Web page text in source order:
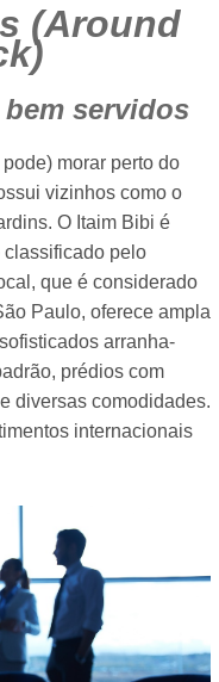
(Around
servidos
morar perto do
vizinhos como o
O Itaim Bibi é
pelo
que é considerado
Paulo, oferece ampla
arranha-
prédios com
diversas comodidades.
internacionais